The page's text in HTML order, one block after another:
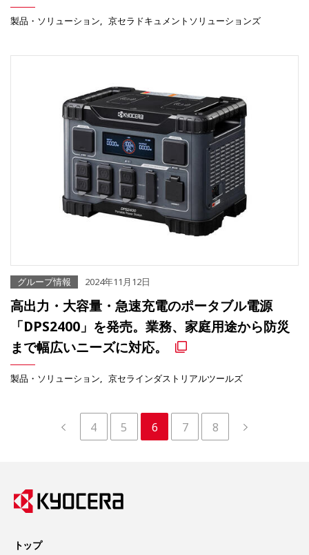
製品・ソリューション 京セラドキュメントソリューションズ
グループ情報 2024年11月12日
高出力・大容量・急速充電のポータブル電源
「DPS2400」を発売。業務、家庭用途から防災
まで幅広いニーズに対応。
製品・ソリューション 京セラインダストリアルツールズ
4 5 6 7 8
トップ